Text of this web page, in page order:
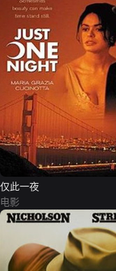
仅此一夜
电影